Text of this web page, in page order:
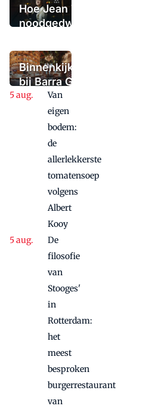
Hoe Jean Thoma
noodgedwongen
deuren sloot,
maar niet in
paniek raakte
Binnenkijken
bij Barra Gio
Dio: twee
panden, één
concept,
twee sferen
Van
eigen
bodem:
de
allerlekkerste
tomatensoep
volgens
Albert
Kooy
De
filosofie
van
Stooges'
in
Rotterdam:
het
meest
besproken
burgerrestaurant
van